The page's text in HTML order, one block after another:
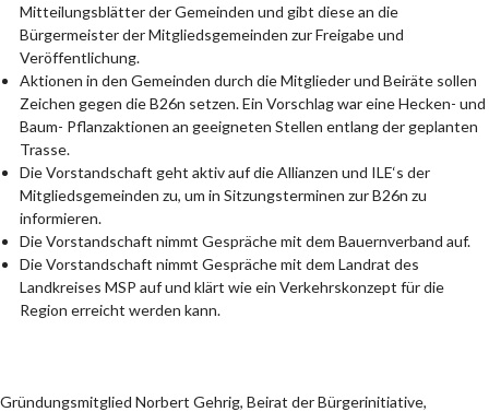
Mitteilungsblätter der Gemeinden und gibt diese an die
Bürgermeister der Mitgliedsgemeinden zur Freigabe und
Veröffentlichung.
Aktionen in den Gemeinden durch die Mitglieder und Beiräte sollen
Zeichen gegen die B26n setzen. Ein Vorschlag war eine Hecken- und
Baum- Pflanzaktionen an geeigneten Stellen entlang der geplanten
Trasse.
Die Vorstandschaft geht aktiv auf die Allianzen und ILE‘s der
Mitgliedsgemeinden zu, um in Sitzungsterminen zur B26n zu
informieren.
Die Vorstandschaft nimmt Gespräche mit dem Bauernverband auf.
Die Vorstandschaft nimmt Gespräche mit dem Landrat des
Landkreises MSP auf und klärt wie ein Verkehrskonzept für die
Region erreicht werden kann.
Gründungsmitglied Norbert Gehrig, Beirat der Bürgerinitiative,